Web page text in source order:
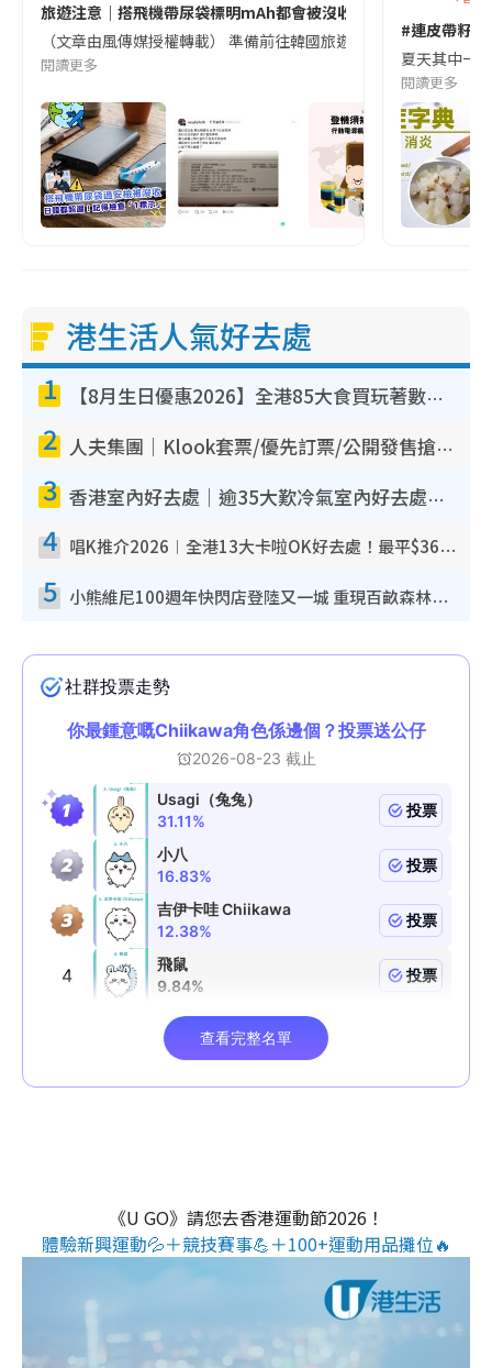
旅遊注意｜搭飛機帶尿袋標明mAh都會被沒收😱出發前切記檢查
（文章由風傳媒授權轉載） 準備前往韓國旅遊的民眾，近期要
閱讀更多
#連皮帶籽
夏天其中一
閱讀更多
港生活人氣好去處
1 【8月生日優惠2026】全港85大食買玩著數攻略 自助餐/火鍋放題同行免費＋誠品/DONKI送現金券
2 人夫集團｜Klook套票/優先訂票/公開發售搶飛攻略！附票價.購票連結.場地座位表
3 香港室內好去處｜逾35大歎冷氣室內好去處推介 室內活動免費避雨無懼落雨
4 唱K推介2026︱全港13大卡啦OK好去處！最平$36起 日文K都有！(附地址+收費詳情)
5 小熊維尼100週年快閃店登陸又一城 重現百畝森林經典場景／獨家限定盲盒登場／專屬DIY香水
《U GO》請您去香港運動節2026！
體驗新興運動💦＋競技賽事💪＋100+運動用品攤位🔥